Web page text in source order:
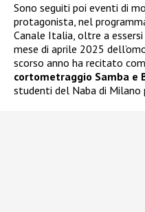
Sono seguiti poi eventi di
protagonista, nel
Canale Italia, oltre a
mese di aprile 2025
scorso anno ha recitato
cortometraggio Samba e
studenti del Naba di Milano